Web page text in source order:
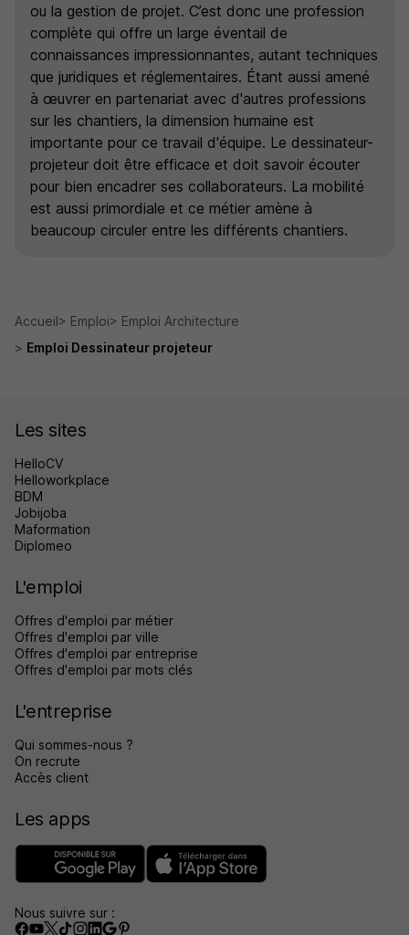
ou la gestion de projet. C’est donc une profession
complète qui offre un large éventail de
connaissances impressionnantes, autant techniques
que juridiques et réglementaires. Étant aussi amené
à œuvrer en partenariat avec d'autres professions
sur les chantiers, la dimension humaine est
importante pour ce travail d'équipe. Le dessinateur-
projeteur doit être efficace et doit savoir écouter
pour bien encadrer ses collaborateurs. La mobilité
est aussi primordiale et ce métier amène à
beaucoup circuler entre les différents chantiers.
Accueil Emploi
Emploi Architecture
Emploi Dessinateur projeteur
Les sites
HelloCV
Helloworkplace
BDM
Jobijoba
Maformation
Diplomeo
L'emploi
Offres d'emploi par métier
Offres d'emploi par ville
Offres d'emploi par entreprise
Offres d'emploi par mots clés
L'entreprise
Qui sommes-nous ?
On recrute
Accès client
Les apps
Nous suivre sur :